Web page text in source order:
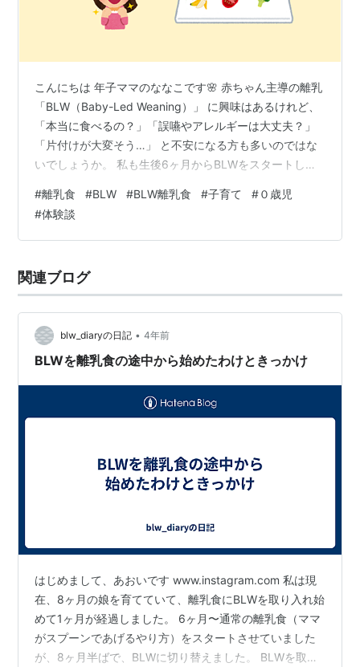
こんにちは 年子ママのななこです🌸 赤ちゃん主導の離乳
「BLW（Baby-Led Weaning）」 に興味はあるけれど、
「本当に食べるの？」「誤嚥やアレルギーは大丈夫？」
「片付けが大変そう…」 と不安になる方も多いのではな
いでしょうか。 私も生後6ヶ月からBLWをスタートしま
の記事では、我が家のBLWのリアルな実践記録と、 途中
で気づいた大切なこと、 そして今たどり着いた「わが家
流のハイブリッド離乳」の形についてまとめています。
アレルゲンの扱いについての補足も医療職ママの視点で
丁寧…
#離乳食 #BLW #BLW離乳食 #子育て #０歳児
#体験談
関連ブログ
blw_diaryの日記 • 4年前
BLWを離乳食の途中から始めたわけときっかけ
はじめまして、あおいです www.instagram.com 私は現
在、8ヶ月の娘を育てていて、離乳食にBLWを取り入れ始
めて1ヶ月が経過しました。 6ヶ月〜通常の離乳食（ママ
がスプーンであげるやり方）をスタートさせていました
が、8ヶ月半ばで、BLWに切り替えました。 BLWを取り